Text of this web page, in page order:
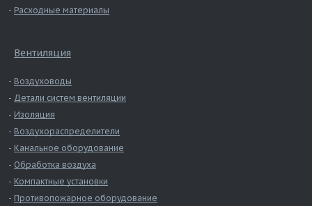
Расходные материалы
Вентиляция
Воздуховоды
Детали систем вентиляции
Изоляция
Воздухораспределители
Канальное оборудование
Обработка воздуха
Компактные установки
Противопожарное оборудование